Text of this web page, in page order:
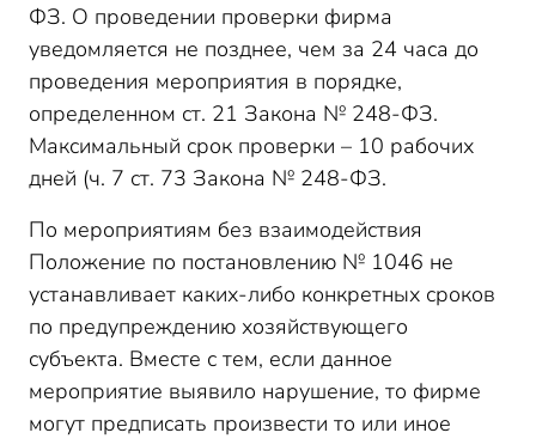
ФЗ. О проведении проверки фирма
уведомляется не позднее, чем за 24 часа до
проведения мероприятия в порядке,
определенном ст. 21 Закона № 248-ФЗ.
Максимальный срок проверки – 10 рабочих
дней (ч. 7 ст. 73 Закона № 248-ФЗ.
По мероприятиям без взаимодействия
Положение по постановлению № 1046 не
устанавливает каких-либо конкретных сроков
по предупреждению хозяйствующего
субъекта. Вместе с тем, если данное
мероприятие выявило нарушение, то фирме
могут предписать произвести то или иное